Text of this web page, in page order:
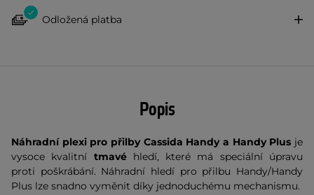
Odložená platba
Popis
Náhradní plexi pro přilby Cassida Handy a Handy Plus je
vysoce kvalitní tmavéhledí, které má speciální úpravu
proti poškrábání. Náhradní hledí pro přilbu Handy/Handy
Plus lze snadno vyměnit díky jednoduchému mechanismu.